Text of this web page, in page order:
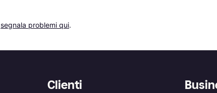
segnala problemi qui.
Clienti